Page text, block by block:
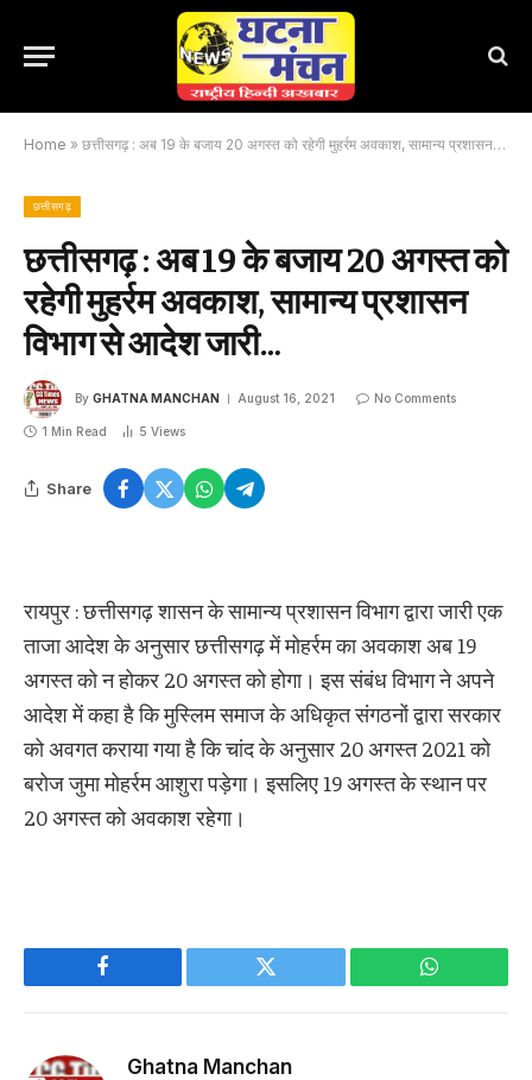
Home » छत्तीसगढ़ : अब 19 के बजाय 20 अगस्त को रहेगी मुहर्रम अवकाश, सामान्य प्रशासन विभाग से आदेश जारी…
छत्तीसगढ़
छत्तीसगढ़ : अब 19 के बजाय 20 अगस्त को
रहेगी मुहर्रम अवकाश, सामान्य प्रशासन
विभाग से आदेश जारी…
By GHATNA MANCHAN August 16, 2021 No Comments
1 Min Read 5 Views
Share
रायपुर : छत्तीसगढ़ शासन के सामान्य प्रशासन विभाग द्वारा जारी एक
ताजा आदेश के अनुसार छत्तीसगढ़ में मोहर्रम का अवकाश अब 19
अगस्त को न होकर 20 अगस्त को होगा। इस संबंध विभाग ने अपने
आदेश में कहा है कि मुस्लिम समाज के अधिकृत संगठनों द्वारा सरकार
को अवगत कराया गया है कि चांद के अनुसार 20 अगस्त 2021 को
बरोज जुमा मोहर्रम आशुरा पड़ेगा। इसलिए 19 अगस्त के स्थान पर
20 अगस्त को अवकाश रहेगा।
Facebook Twitter WhatsApp
Ghatna Manchan